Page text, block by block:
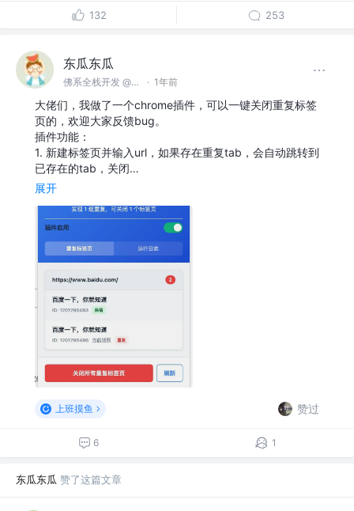
132 253
东瓜东瓜
佛系全栈开发 @TME · 1年前
大佬们，我做了一个chrome插件，可以一键关闭重复标签
页的，欢迎大家反馈bug。
插件功能：
1. 新建标签页并输入url，如果存在重复tab，会自动跳转到
已存在的tab，关闭…
展开
上班摸鱼 赞过
6 1
东瓜东瓜 赞了这篇文章